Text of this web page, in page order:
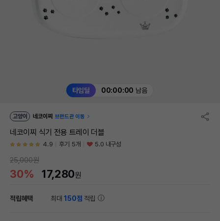
타임딜 00:00:00 남음
고양이 네코이찌 브랜드관 이동
네코이찌 식기 전용 트레이 더블
4.9 후기 5개 5.0 내구성
25,000원
30% 17,280원
적립혜택 최대150점 적립